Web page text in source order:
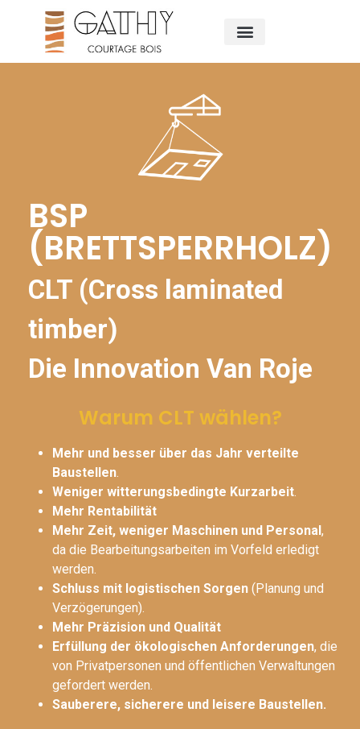
BSP
(BRETTSPERRHOLZ)
CLT (Cross laminated
timber)
Die Innovation Van Roje
Warum CLT wählen?
Mehr und besser über das Jahr verteilte
Baustellen
Weniger witterungsbedingte Kurzarbeit
Mehr Rentabilität
Mehr Zeit, weniger Maschinen und Personal,
da die Bearbeitungsarbeiten im Vorfeld erledigt
werden.
Schluss mit logistischen Sorgen (Planung und
Verzögerungen).
Mehr Präzision und Qualität
Erfüllung der ökologischen Anforderungen, die
von Privatpersonen und öffentlichen Verwaltungen
gefordert werden.
Sauberere, sicherere und leisere Baustellen.